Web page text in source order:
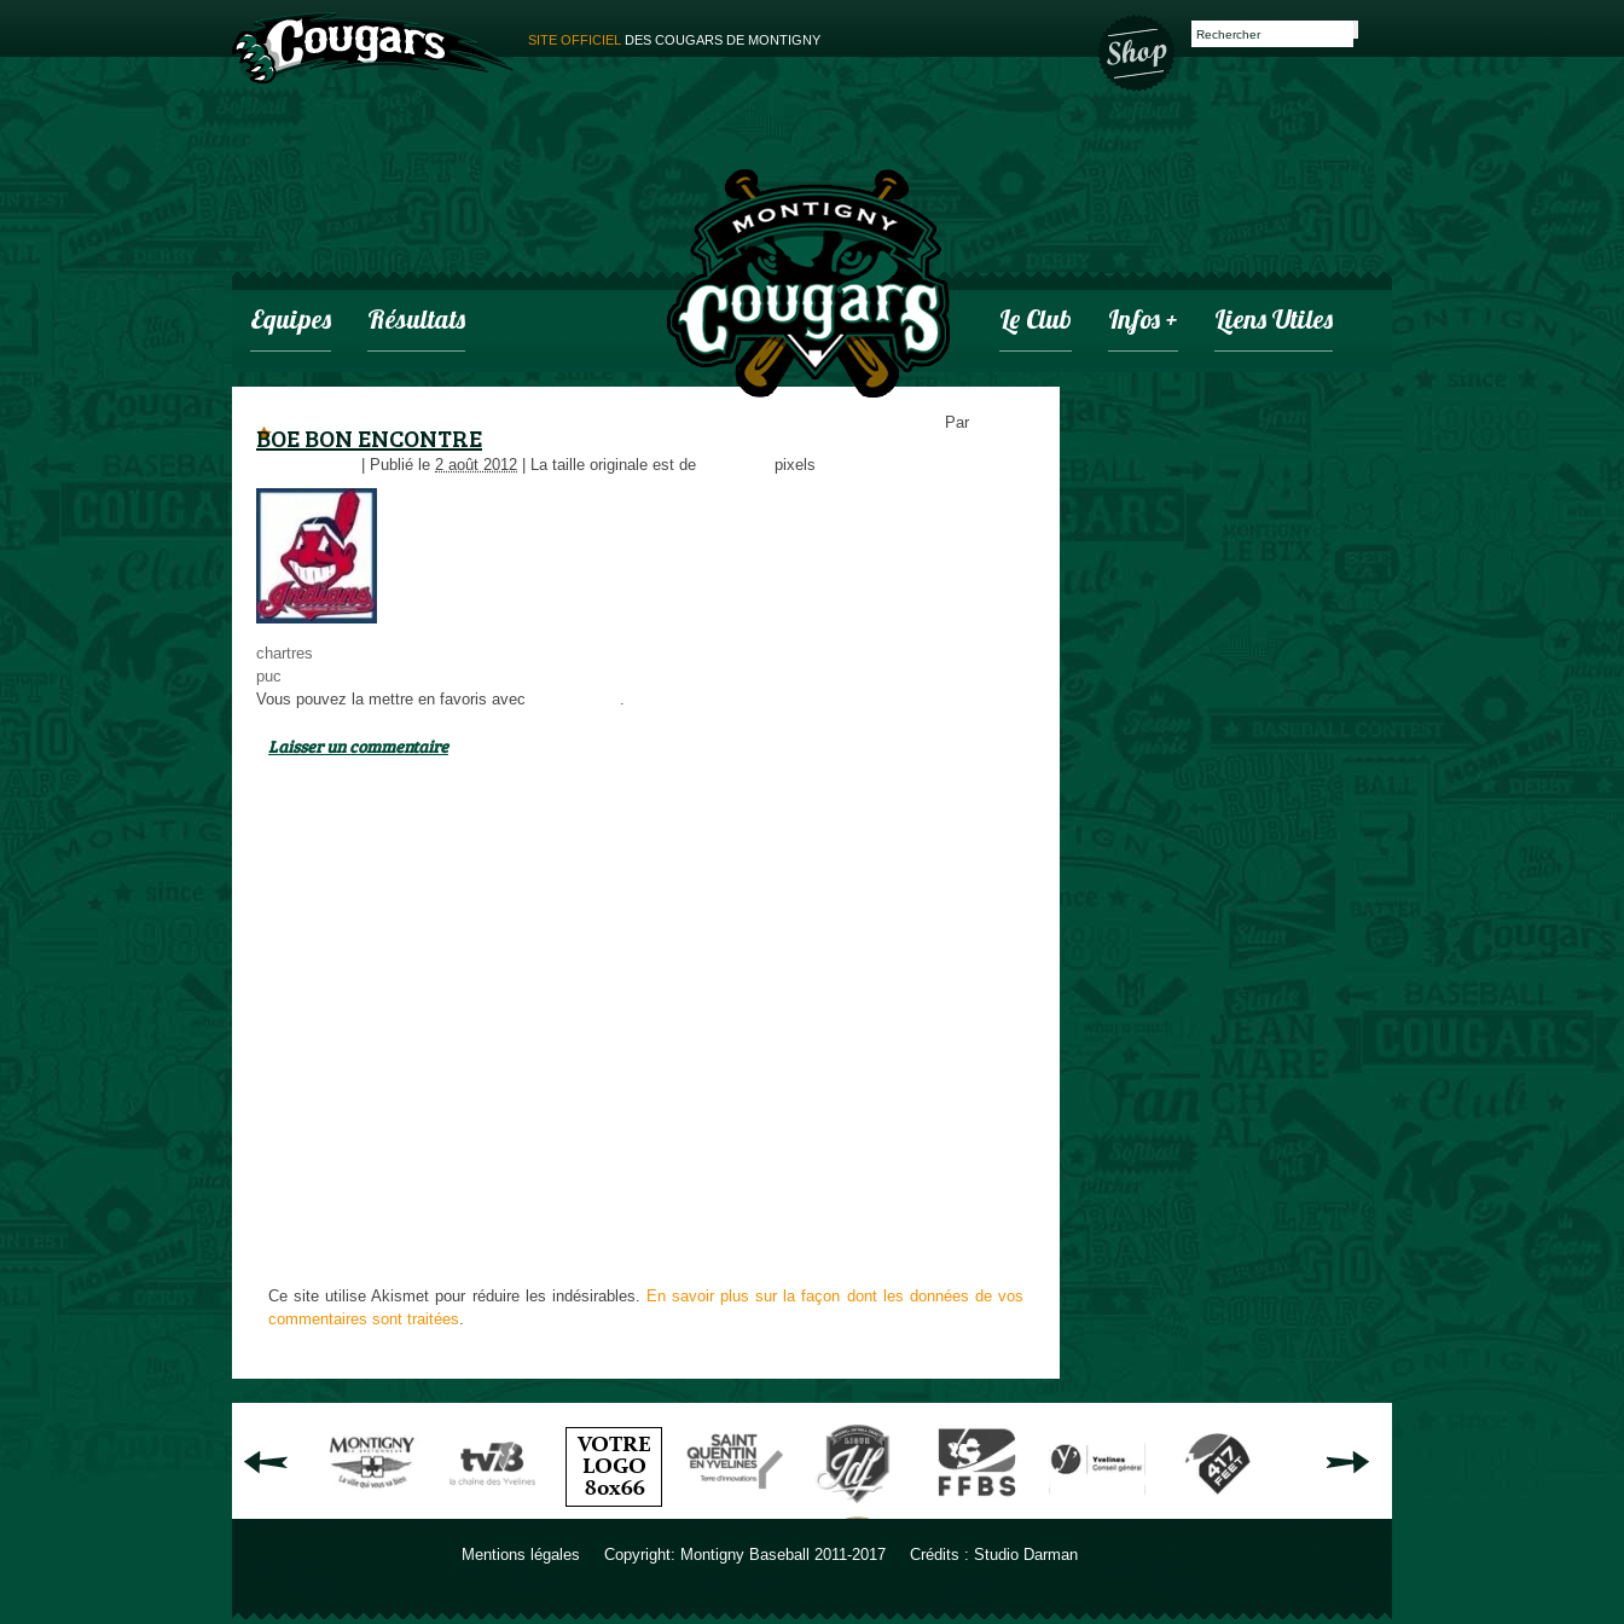
SITE OFFICIEL DES COUGARS DE MONTIGNY
Equipes Résultats Le Club Infos + Liens Utiles
BOE BON ENCONTRE Par
Publié le 2 août 2012 La taille originale est de pixels
chartres
puc
Vous pouvez la mettre en favoris avec
.
Laisser un commentaire
Ce site utilise Akismet pour réduire les indésirables. En savoir plus sur la façon dont les données de vos
commentaires sont traitées.
Mentions légales Copyright: Montigny Baseball 2011-2017 Crédits : Studio Darman